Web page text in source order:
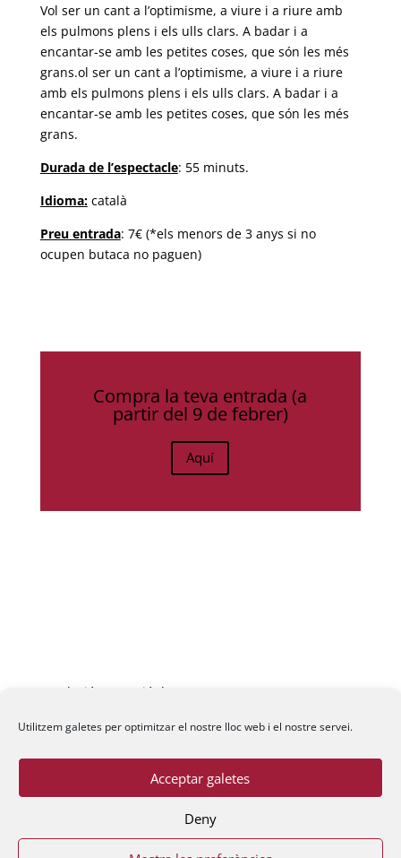
Utilitzem galetes per optimitzar el nostre lloc web i el nostre servei.
Acceptar galetes
Deny
Vol ser un cant a l’optimisme, a viure i a riure amb
els pulmons plens i els ulls clars. A badar i a
encantar-se amb les petites coses, que són les més
grans.ol ser un cant a l’optimisme, a viure i a riure
amb els pulmons plens i els ulls clars. A badar i a
encantar-se amb les petites coses, que són les més
grans.
Durada de l’espectacle: 55 minuts.
Idioma:català
Preu entrada: 7€ (*els menors de 3 anys si no
ocupen butaca no paguen)
Compra la teva entrada (a
partir del 9 de febrer)
Aquí
Fundació La Passió d’Esparreguera, 2026